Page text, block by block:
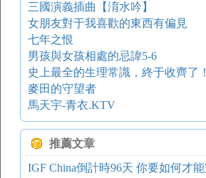
三國演義插曲【淯水吟】
女朋友對于我喜歡的東西有偏見
七年之恨
男孩與女孩相處的忌諱5-6
史上最全的生理常識，終于收齊了！
麥田的守望者
馬天宇-青衣.KTV
推薦文章